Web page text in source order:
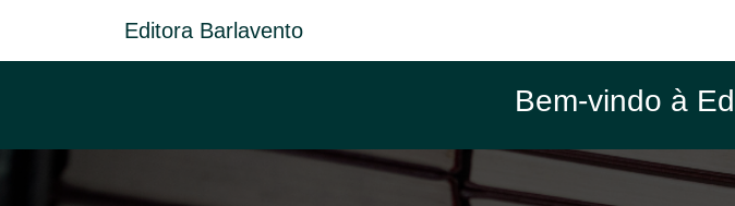
Editora Barlavento
Bem-vindo à